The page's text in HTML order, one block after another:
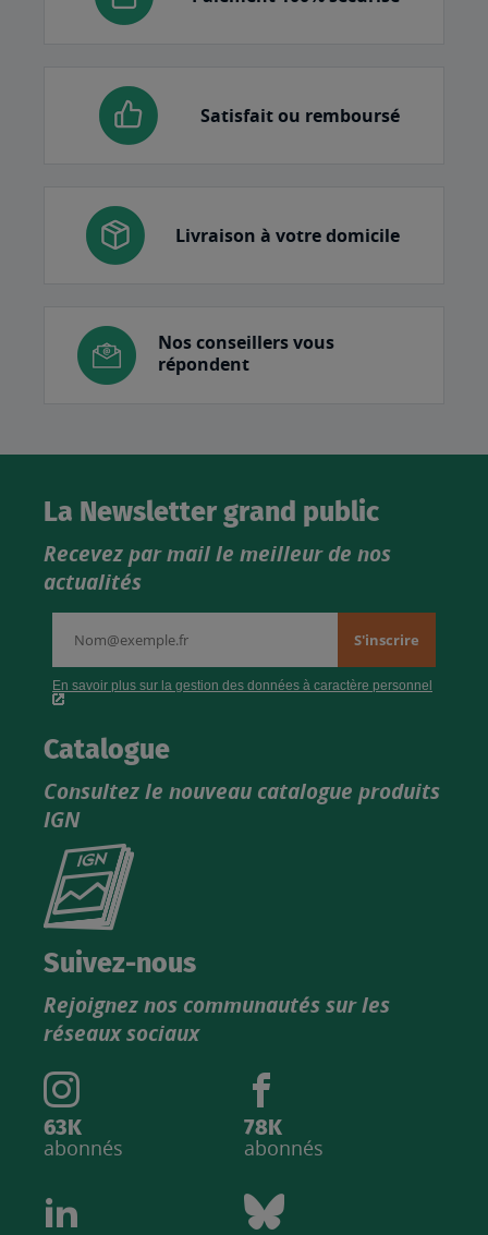
Satisfait ou remboursé
Livraison à votre domicile
Nos conseillers vous
répondent
La Newsletter grand public
Recevez par mail le meilleur de nos
actualités
Catalogue
Consultez le nouveau catalogue produits
IGN
Consultez
catalogue
Suivez-nous
Rejoignez nos communautés sur les
réseaux sociaux
63K
abonnés
78K
abonnés